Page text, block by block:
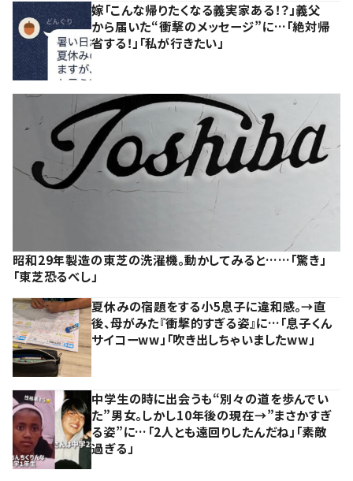
嫁「こんな帰りたくなる義実家ある！？」義父
から届いた“衝撃のメッセージ”に…「絶対帰
省する！」「私が行きたい」
昭和29年製造の東芝の洗濯機。動かしてみると……「驚き」
「東芝恐るべし」
夏休みの宿題をする小5息子に違和感。→直
後、母がみた『衝撃的すぎる姿』に…「息子くん
サイコーww」「吹き出しちゃいましたww」
中学生の時に出会うも“別々の道を歩んでい
た”男女。しかし10年後の現在→”まさかすぎ
る姿”に…「2人とも遠回りしたんだね」「素敵
過ぎる」